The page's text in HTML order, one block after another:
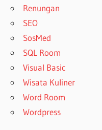
Renungan
SEO
SosMed
SQL Room
Visual Basic
Wisata Kuliner
Word Room
Wordpress